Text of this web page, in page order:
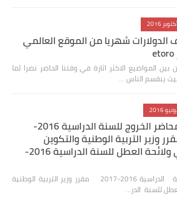
الدولارات شهريا من الموقع العالمي
بين المواضيع الاكثر اثارة في وقتنا الحاضر نضرا لما
ينقسم الناس …
توقيع محاضر الخروج للسنة الدراسية 2016-
مقرر وزير التربية الوطنية والتكوين
المهني ولائحة العطل للسنة الدراسية 2016-
توقيع محضر الخروج للسنة الدراسية 2016-2017 مقرر وزير التربية الوطنية
للسنة الدر…